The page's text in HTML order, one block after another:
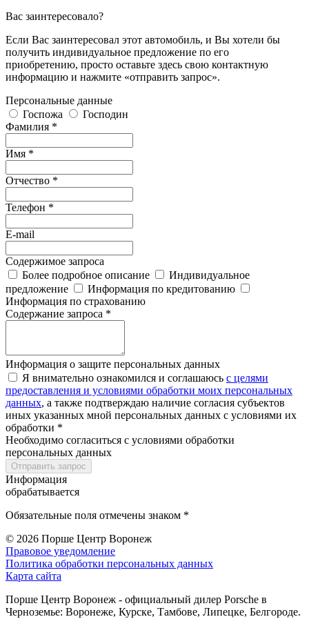
Вас заинтересовало?
Если Вас заинтересовал этот автомобиль, и Вы хотели бы
получить индивидуальное предложение по его
приобретению, просто оставьте здесь свою контактную
информацию и нажмите «отправить запрос».
Персональные данные
Госпожа
Господин
Фамилия *
Имя *
Отчество *
Телефон *
E-mail
Содержимое запроса
Более подробное описание
Индивидуальное
предложение
Информация по кредитованию
Информация по страхованию
Содержание запроса *
Информация о защите персональных данных
Я внимательно ознакомился и соглашаюсь с целями
предоставления и условиями обработки моих персональных
данных, а также подтверждаю наличие согласия субъектов
иных указанных мной персональных данных с условиями их
обработки *
Необходимо согласиться с условиями обработки
персональных данных
Отправить запрос
Информация
обрабатывается
Обязательные поля отмечены знаком *
© 2026 Порше Центр Воронеж
Правовое уведомление
Политика обработки персональных данных
Карта сайта
Порше Центр Воронеж - официальный дилер Porsche в
Черноземье: Воронеже, Курске, Тамбове, Липецке, Белгороде.